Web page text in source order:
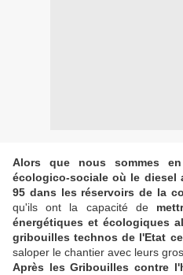
Alors que nous sommes
écologico-sociale où le diesel
95 dans les réservoirs de la
qu'ils ont la capacité de
énergétiques et écologiques
gribouilles technos de l'Etat
saloper le chantier avec leurs
Après les Gribouilles contre